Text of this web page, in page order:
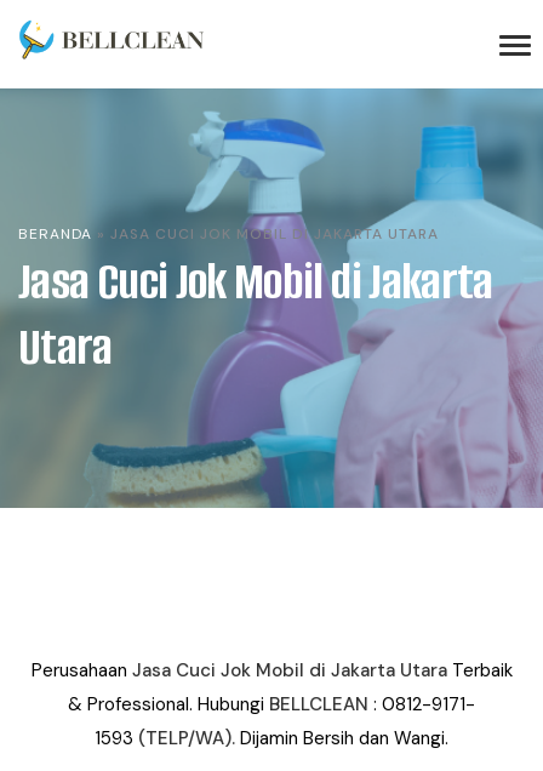
BERANDA » JASA CUCI JOK MOBIL DI JAKARTA UTARA
Jasa Cuci Jok Mobil di Jakarta
Utara
Perusahaan Jasa Cuci Jok Mobil di Jakarta Utara Terbaik
& Professional. Hubungi BELLCLEAN : 0812-9171-
1593 (TELP/WA). Dijamin Bersih dan Wangi.